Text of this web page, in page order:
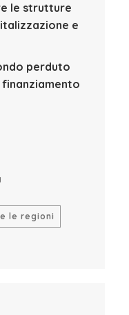
le strutture
e
perduto
finanziamento
le regioni